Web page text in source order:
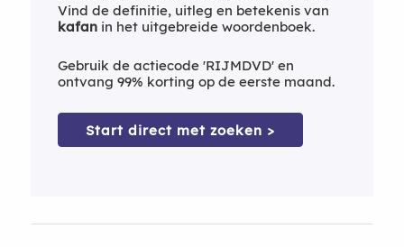
Vind de definitie, uitleg en betekenis van
kafanin het uitgebreide woordenboek.
Gebruik de actiecode 'RIJMDVD' en
ontvang 99% korting op de eerste maand.
Start direct met zoeken >